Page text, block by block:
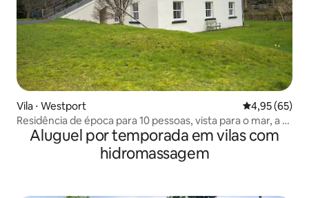
Vila ⋅ Westport 4,95 de uma
4,95 (65)
Residência de época para 10 pessoas, vista para o mar, a 6
km de Westport
Aluguel por temporada em vilas com
hidromassagem